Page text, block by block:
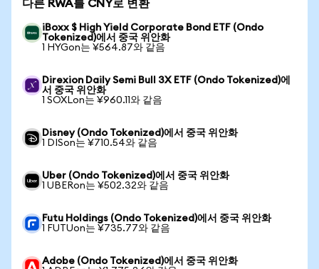
다른 RWA를 CNY로 변환
iBoxx $ High Yield Corporate Bond ETF (Ondo
Tokenized)에서 중국 위안화
1 HYGon는 ¥564.87와 같음
Direxion Daily Semi Bull 3X ETF (Ondo Tokenized)에
서 중국 위안화
1 SOXLon는 ¥960.11와 같음
Disney (Ondo Tokenized)에서 중국 위안화
1 DISon는 ¥710.54와 같음
Uber (Ondo Tokenized)에서 중국 위안화
1 UBERon는 ¥502.32와 같음
Futu Holdings (Ondo Tokenized)에서 중국 위안화
1 FUTUon는 ¥735.77와 같음
Adobe (Ondo Tokenized)에서 중국 위안화